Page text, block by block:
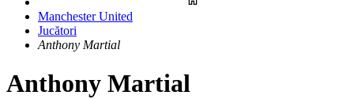
Manchester United
Jucători
Anthony Martial
Anthony Martial